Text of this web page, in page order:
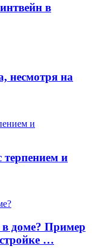
в
несмотря на
терпением и
в доме? Пример
…